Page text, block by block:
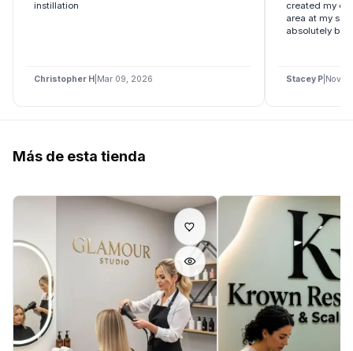
instillation
Christopher H Mar 09, 2026
created my
area at my
absolutely
Stacey P Nov
Más de esta tienda